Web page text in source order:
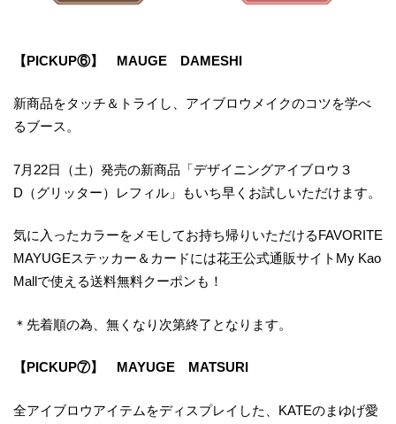
【PICKUP⑥】 MAUGE DAMESHI
新商品をタッチ＆トライし、アイブロウメイクのコツを学べ
るブース。
7月22日（土）発売の新商品「デザイニングアイブロウ３
D（グリッター）レフィル」もいち早くお試しいただけます。
気に入ったカラーをメモしてお持ち帰りいただけるFAVORITE
MAYUGEステッカー＆カードには花王公式通販サイトMy Kao
Mallで使える送料無料クーポンも！
＊先着順の為、無くなり次第終了となります。
【PICKUP⑦】 MAYUGE MATSURI
全アイブロウアイテムをディスプレイした、KATEのまゆげ愛